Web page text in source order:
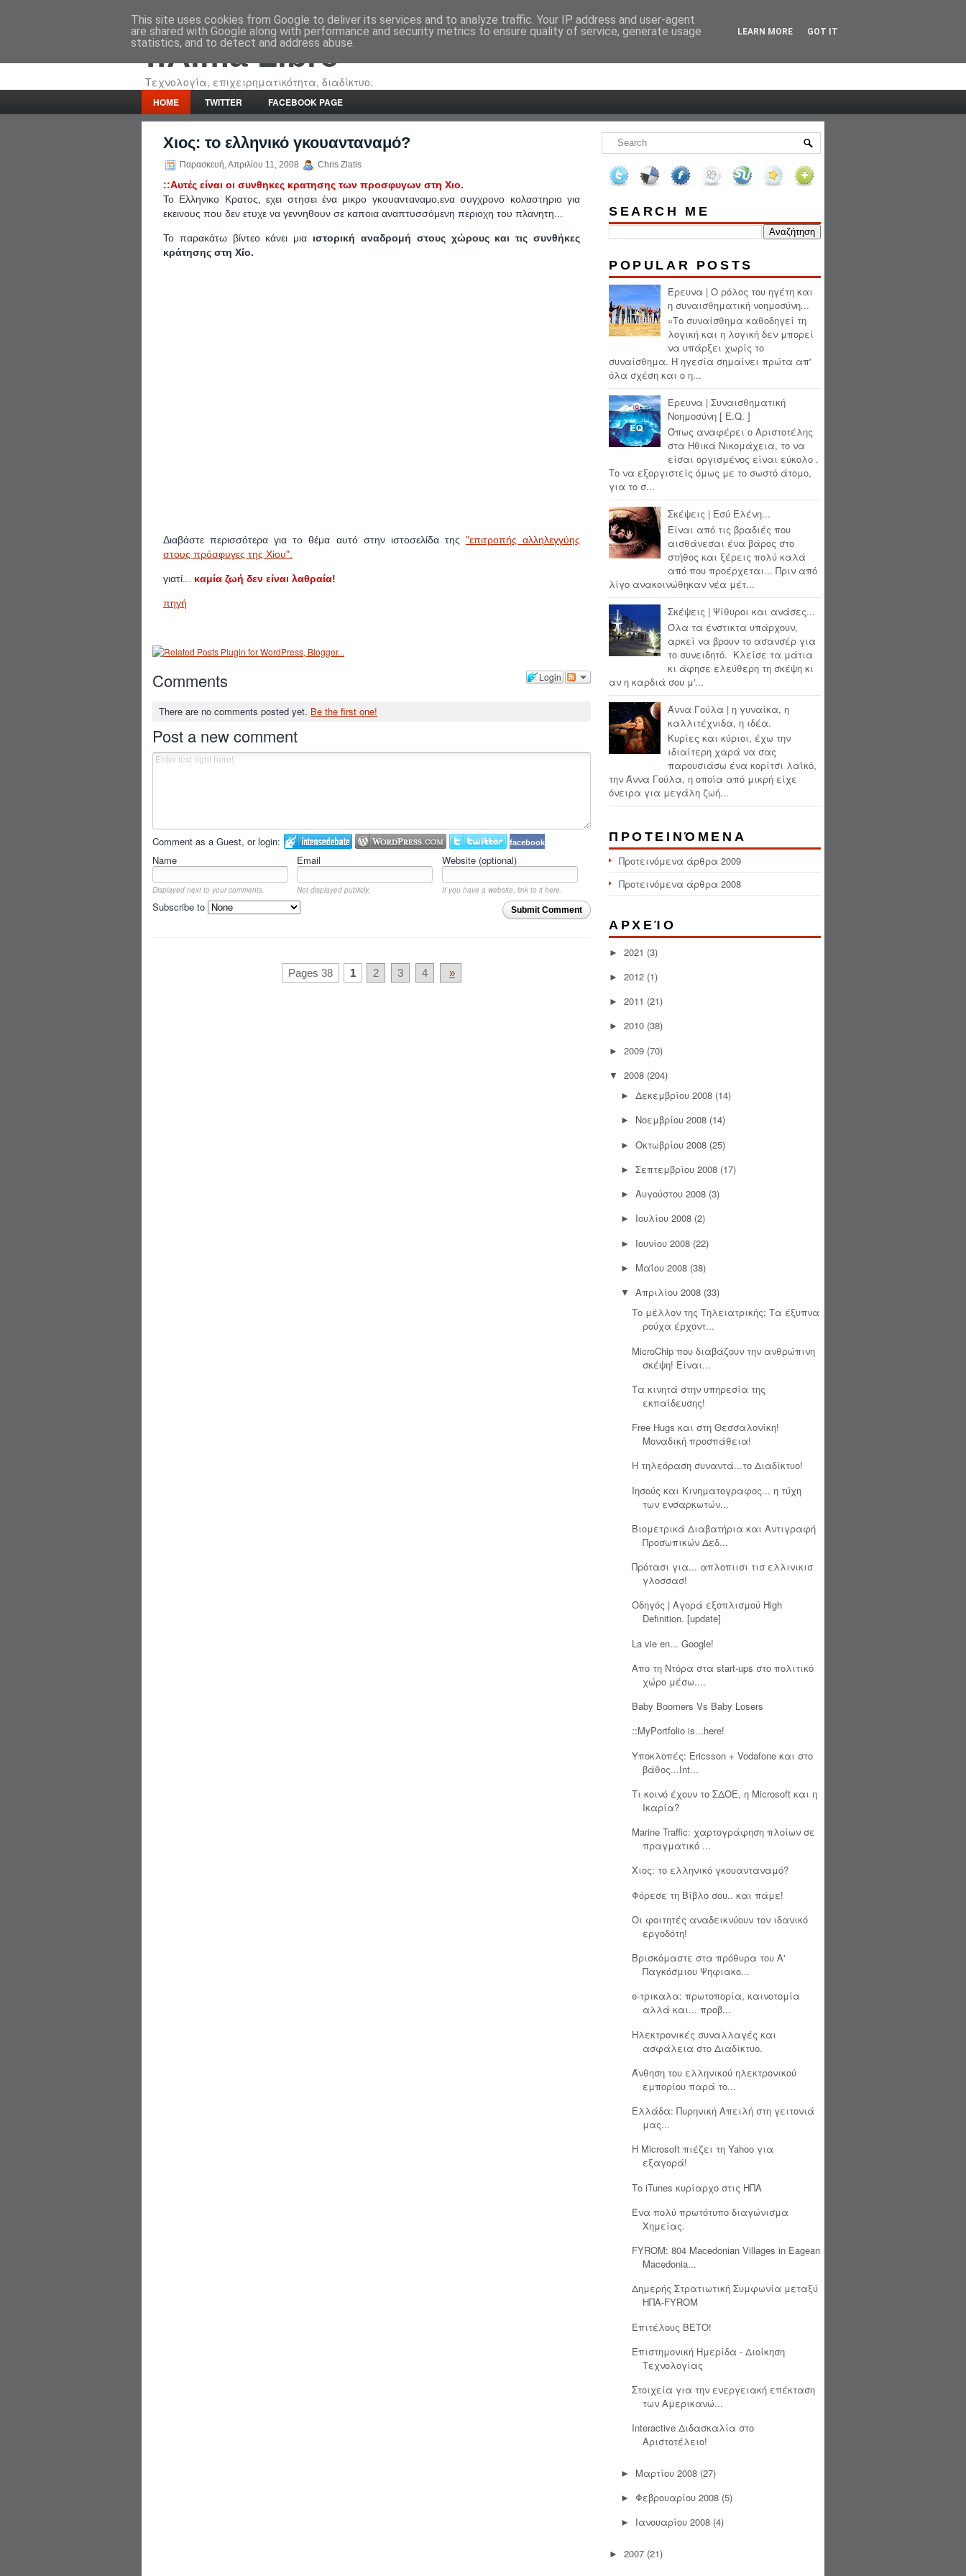
HOME
::Alma Libre
Τεχνολογία, επιχειρηματικότητα, διαδίκτυο.
HOME TWITTER FACEBOOK PAGE
Χιος: το ελληνικό γκουανταναμό?
Παρασκευή, Απριλίου 11, 2008 Chris Zlatis
::Αυτές είναι οι συνθηκες κρατησης των προσφυγων στη Χιο.
Το Ελληνικο Κρατος, εχει στησει ένα μικρο γκουανταναμο,ενα συγχρονο κολαστηριο για
εκεινους που δεν ετυχε να γεννηθουν σε καποια αναπτυσσόμενη περιοχη του πλανητη...
Το παρακάτω βίντεο κάνει μια ιστορική αναδρομή στους χώρους και τις συνθήκες
κράτησης στη Χίο.
Διαβάστε περισσότερα για το θέμα αυτό στην ιστοσελίδα της "επιτροπής αλληλεγγύης
στους πρόσφυγες της Χίου".
γιατί... καμία ζωή δεν είναι λαθραία!
πηγή
Login
Comments
There are no comments posted yet. Be the first one!
Post a new comment
Comment as a Guest, or login: facebook
Name Email Website (optional)
Displayed next to your comments. Not displayed publicly.
If you have a website, link to it here.
Submit Comment
Subscribe to
Pages 38 1 2 3 4 »
SEARCH ME
POPULAR POSTS
Έρευνα | Ο ρόλος του ηγέτη και
η συναισθηματική νοημοσύνη...
«Το συναίσθημα καθοδηγεί τη
λογική και η λογική δεν μπορεί
να υπάρξει χωρίς το
συναίσθημα. Η ηγεσία σημαίνει πρώτα απ'
όλα σχέση και ο η...
Έρευνα | Συναισθηματική
Νοημοσύνη [ E.Q. ]
Όπως αναφέρει ο Αριστοτέλης
στα Ηθικά Νικομάχεια, το να
είσαι οργισμένος είναι εύκολο .
Το να εξοργιστείς όμως με το σωστό άτομο,
για το σ...
Σκέψεις | Εσύ Ελένη...
Είναι από τις βραδιές που
αισθάνεσαι ένα βάρος στο
στήθος και ξέρεις πολύ καλά
από που προέρχεται... Πριν από
λίγο ανακοινώθηκαν νέα μέτ...
Σκέψεις | Ψίθυροι και ανάσες...
Όλα τα ένστικτα υπάρχουν,
αρκεί να βρουν το ασανσέρ για
το συνειδητό. Κλείσε τα μάτια
κι άφησε ελεύθερη τη σκέψη κι
αν η καρδιά σου μ'...
Άννα Γούλα | η γυναίκα, η
καλλιτέχνιδα, η ιδέα.
Κυρίες και κύριοι, έχω την
ιδιαίτερη χαρά να σας
παρουσιάσω ένα κορίτσι λαϊκό,
την Άννα Γούλα, η οποία από μικρή είχε
όνειρα για μεγάλη ζωή...
ΠΡΟΤΕΙΝΌΜΕΝΑ
Προτεινόμενα άρθρα 2009
Προτεινόμενα άρθρα 2008
ΑΡΧΕΊΟ
► 2021 (3)
► 2012 (1)
► 2011 (21)
► 2010 (38)
► 2009 (70)
▼ 2008 (204)
► Δεκεμβρίου 2008 (14)
► Νοεμβρίου 2008 (14)
► Οκτωβρίου 2008 (25)
► Σεπτεμβρίου 2008 (17)
► Αυγούστου 2008 (3)
► Ιουλίου 2008 (2)
► Ιουνίου 2008 (22)
► Μαΐου 2008 (38)
▼ Απριλίου 2008 (33)
Το μέλλον της Τηλειατρικής; Τα έξυπνα
ρούχα έρχοντ...
MicroChip που διαβάζουν την ανθρώπινη
σκέψη! Είναι...
Τα κινητά στην υπηρεσία της
εκπαίδευσης!
Free Hugs και στη Θεσσαλονίκη!
Μοναδική προσπάθεια!
Η τηλεόραση συναντά...το Διαδίκτυο!
Ιησούς και Κινηματογραφος... η τύχη
των ενσαρκωτών...
Βιομετρικά Διαβατήρια και Αντιγραφή
Προσωπικών Δεδ...
Πρότασι για... απλοπιισι τισ ελλινικισ
γλοσσασ!
Οδηγός | Αγορά εξοπλισμού High
Definition. [update]
La vie en... Google!
Απο τη Ντόρα στα start-ups στο πολιτικό
χώρο μέσω....
Baby Boomers Vs Baby Losers
::MyPortfolio is...here!
Υποκλοπές: Ericsson + Vodafone και στο
βάθος...Int...
Τι κοινό έχουν το ΣΔΟΕ, η Microsoft και η
Ικαρία?
Marine Traffic: χαρτογράφηση πλοίων σε
πραγματικό ...
Χιος: το ελληνικό γκουανταναμό?
Φόρεσε τη Βίβλο σου.. και πάμε!
Οι φοιτητές αναδεικνύουν τον ιδανικό
εργοδότη!
Βρισκόμαστε στα πρόθυρα του Α'
Παγκόσμιου Ψηφιακο...
e-τρικαλα: πρωτοπορία, καινοτομία
αλλά και... προβ...
Ηλεκτρονικές συναλλαγές και
ασφάλεια στο Διαδίκτυο.
Άνθηση του ελληνικού ηλεκτρονικού
εμπορίου παρά το...
Ελλάδα: Πυρηνική Απειλή στη γειτονιά
μας...
Η Microsoft πιέζει τη Yahoo για
εξαγορά!
Το iTunes κυρίαρχο στις ΗΠΑ
Ένα πολύ πρωτότυπο διαγώνισμα
Χημείας.
FYROM: 804 Macedonian Villages in Eagean
Macedonia...
Δημερής Στρατιωτική Συμφωνία μεταξύ
ΗΠΑ-FYROM
Επιτέλους ΒΕΤΟ!
Επιστημονική Ημερίδα - Διοίκηση
Τεχνολογίας
Στοιχεία για την ενεργειακή επέκταση
των Αμερικανώ...
Interactive Διδασκαλία στο
Αριστοτέλειο!
► Μαρτίου 2008 (27)
► Φεβρουαρίου 2008 (5)
► Ιανουαρίου 2008 (4)
► 2007 (21)
This site uses cookies from Google to deliver its services and to analyze traffic. Your IP address and user-agent
are shared with Google along with performance and security metrics to ensure quality of service, generate usage
statistics, and to detect and address abuse.
LEARN MORE GOT IT